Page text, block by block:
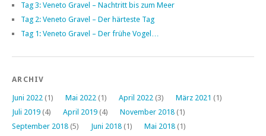
Tag 3: Veneto Gravel – Nachtritt bis zum Meer
Tag 2: Veneto Gravel – Der härteste Tag
Tag 1: Veneto Gravel – Der frühe Vogel…
ARCHIV
Juni 2022 (1) Mai 2022 (1) April 2022 (3) März 2021 (1)
Juli 2019 (4) April 2019 (4) November 2018 (1)
September 2018 (5) Juni 2018 (1) Mai 2018 (1)